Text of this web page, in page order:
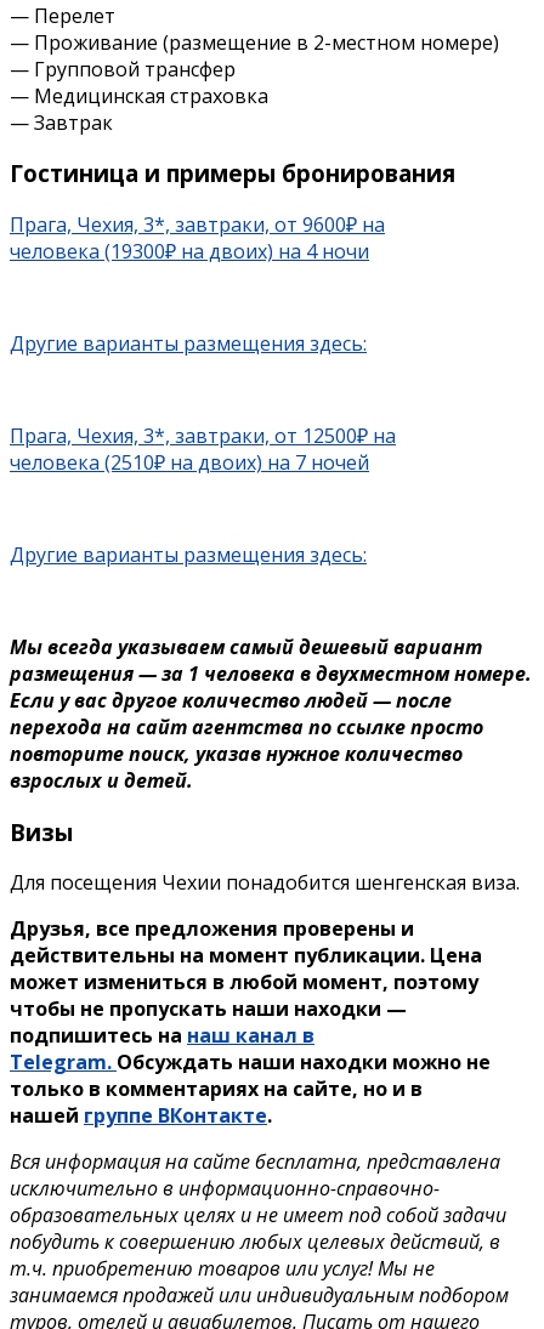
— Перелет
— Проживание (размещение в 2-местном номере)
— Групповой трансфер
— Медицинская страховка
— Завтрак
Гостиница и примеры бронирования
Прага, Чехия, 3*, завтраки, от 9600₽ на
человека (19300₽ на двоих) на 4 ночи
Другие варианты размещения здесь:
Прага, Чехия, 3*, завтраки, от 12500₽ на
человека (2510₽ на двоих) на 7 ночей
Другие варианты размещения здесь:
Мы всегда указываем самый дешевый вариант
размещения — за 1 человека в двухместном номере.
Если у вас другое количество людей — после
перехода на сайт агентства по ссылке просто
повторите поиск, указав нужное количество
взрослых и детей.
Визы
Для посещения Чехии понадобится шенгенская виза.
Друзья, все предложения проверены и
действительны на момент публикации. Цена
может измениться в любой момент, поэтому
чтобы не пропускать наши находки —
подпишитесь на наш канал в
Telegram. Обсуждать наши находки можно не
только в комментариях на сайте, но и в
нашей группе ВКонтакте.
Вся информация на сайте бесплатна, представлена
исключительно в информационно-справочно-
образовательных целях и не имеет под собой задачи
побудить к совершению любых целевых действий, в
т.ч. приобретению товаров или услуг! Мы не
занимаемся продажей или индивидуальным подбором
туров, отелей и авиабилетов. Писать от нашего